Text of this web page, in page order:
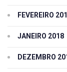
FEVEREIRO
JANEIRO 2018
DEZEMBRO